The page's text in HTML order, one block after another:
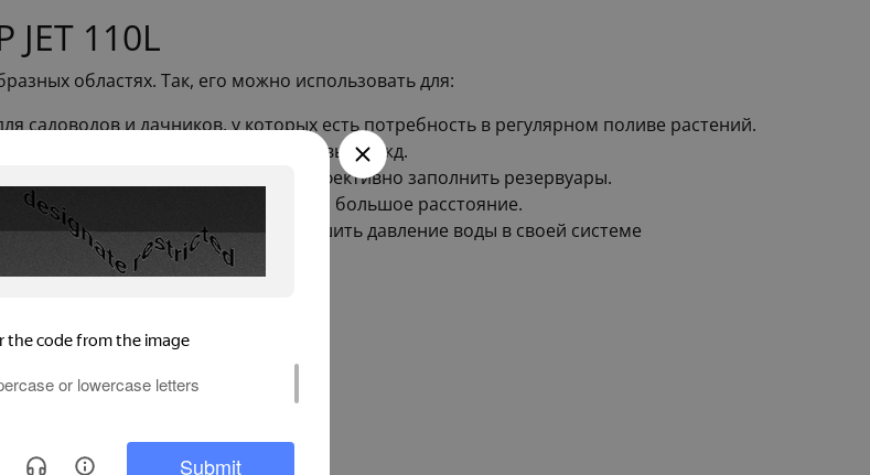
110L
областях. Так, его можно использовать для:
садоводов и дачников, у которых есть потребность в регулярном поливе растений.
наличие чистой воды для бытовых нужд.
когда требуется быстро и эффективно заполнить резервуары.
различных жидкостей на большое расстояние.
аспект для тех, кто хочет улучшить давление воды в своей системе